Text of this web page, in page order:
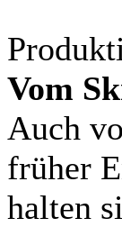
Vom
Auch
früher
halten